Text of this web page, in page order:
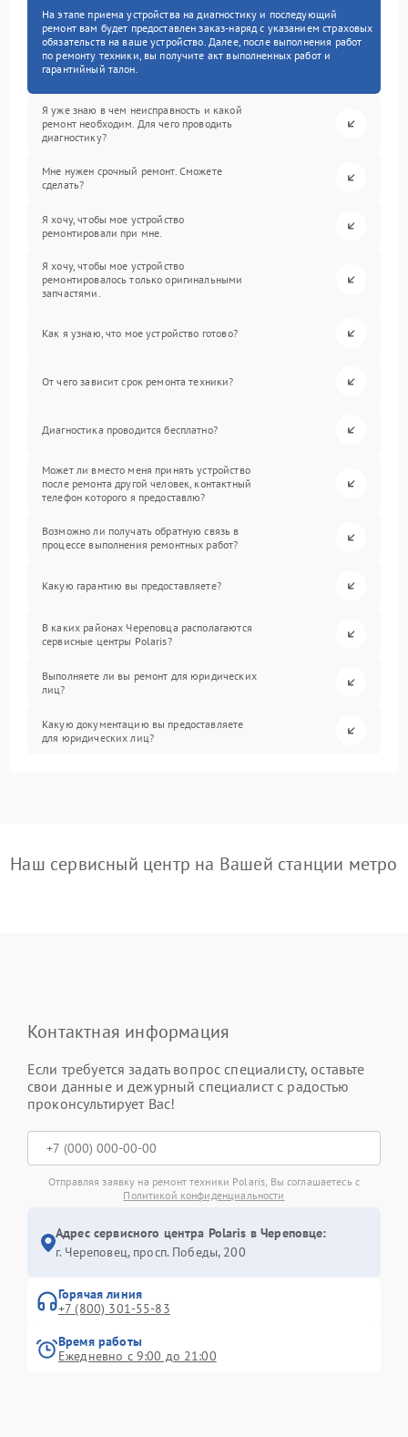
На этапе приема устройства на диагностику и последующий
ремонт вам будет предоставлен заказ-наряд с указанием страховых
обязательств на ваше устройство. Далее, после выполнения работ
по ремонту техники, вы получите акт выполненных работ и
гарантийный талон.
Я уже знаю в чем неисправность и какой
ремонт необходим. Для чего проводить
диагностику?
Мне нужен срочный ремонт. Сможете
сделать?
Я хочу, чтобы мое устройство
ремонтировали при мне.
Я хочу, чтобы мое устройство
ремонтировалось только оригинальными
запчастями.
Как я узнаю, что мое устройство готово?
От чего зависит срок ремонта техники?
Диагностика проводится бесплатно?
Может ли вместо меня принять устройство
после ремонта другой человек, контактный
телефон которого я предоставлю?
Возможно ли получать обратную связь в
процессе выполнения ремонтных работ?
Какую гарантию вы предоставляете?
В каких районах Череповца располагаются
сервисные центры Polaris?
Выполняете ли вы ремонт для юридических
лиц?
Какую документацию вы предоставляете
для юридических лиц?
Наш сервисный центр на Вашей станции метро
Контактная информация
Если требуется задать вопрос специалисту, оставьте
свои данные и дежурный специалист с радостью
проконсультирует Вас!
Отправляя заявку на ремонт техники Polaris, Вы соглашаетесь с
Политикой конфиденциальности
Адрес сервисного центра Polaris в Череповце:
г. Череповец, просп. Победы, 200
Горячая линия
+7 (800) 301-55-83
Время работы
Ежедневно с 9:00 до 21:00